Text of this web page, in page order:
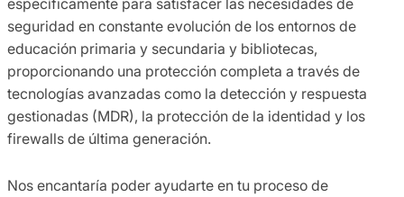
seguridad en constante evolución de los entornos de
educación primaria y secundaria y bibliotecas,
proporcionando una protección completa a través de
tecnologías avanzadas como la detección y respuesta
gestionadas (MDR), la protección de la identidad y los
firewalls de última generación.
Nos encantaría poder ayudarte en tu proceso de